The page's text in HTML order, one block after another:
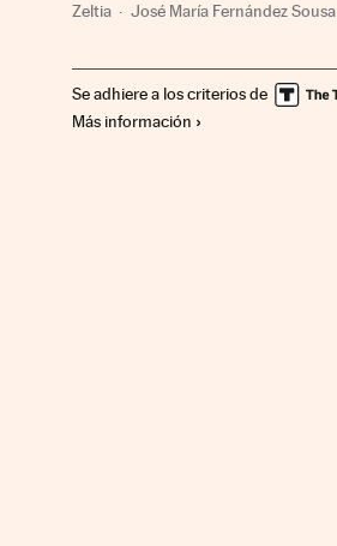
Zeltia José María Fernández Sousa
Se adhiere a los criterios de
Más información